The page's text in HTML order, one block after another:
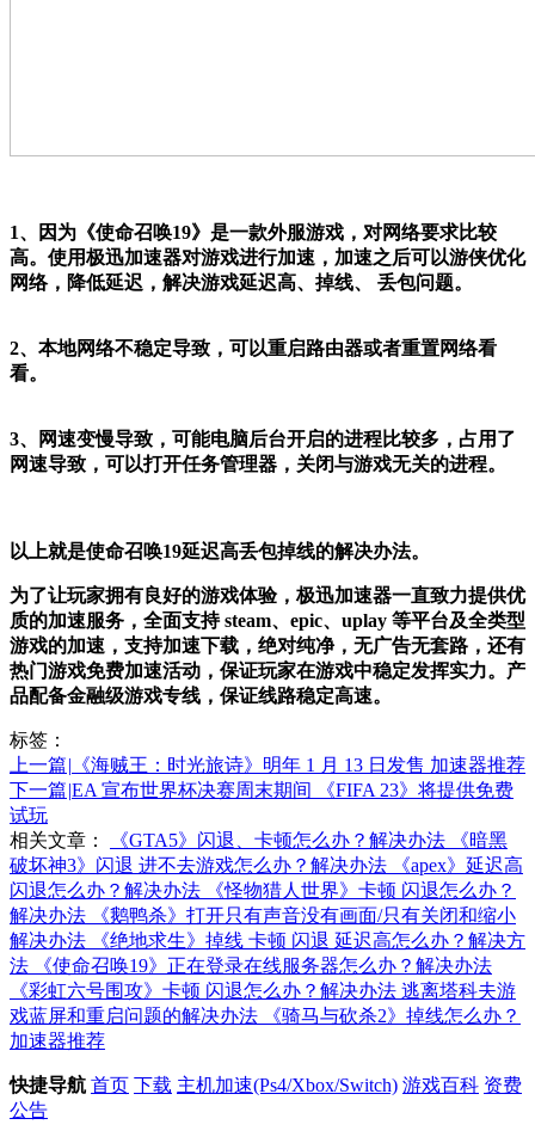
1、因为《使命召唤19》是一款外服游戏，对网络要求比较
高。使用极迅加速器对游戏进行加速，加速之后可以游侠优化
网络，降低延迟，解决游戏延迟高、掉线、
丢包问题。
2、本地网络不稳定导致，可以重启路由器或者重置网络看
看。
3、网速变慢导致，可能电脑后台开启的进程比较多，占用了
网速导致，可以打开任务管理器，关闭与游戏无关的进程。
以上就是使命召唤19延迟高丢包掉线的解决办法。
为了让玩家拥有良好的游戏体验，极迅加速器一直致力提供优
质的加速服务，全面支持 steam、epic、uplay 等平台及全类型
游戏的加速，支持加速下载，绝对纯净，无广告无套路，还有
热门游戏免费加速活动，保证玩家在游戏中稳定发挥实力。产
品配备金融级游戏专线，保证线路稳定高速。
标签：
上一篇| 《海贼王：时光旅诗》明年 1 月 13 日发售 加速器推荐
下一篇|EA 宣布世界杯决赛周末期间 《FIFA 23》将提供免费
试玩
相关文章：
《GTA5》闪退、卡顿怎么办？解决办法
《暗黑
破坏神3》闪退 进不去游戏怎么办？解决办法
《apex》延迟高
闪退怎么办？解决办法
《怪物猎人世界》卡顿 闪退怎么办？
解决办法
《鹅鸭杀》打开只有声音没有画面/只有关闭和缩小
解决办法
《绝地求生》掉线 卡顿 闪退 延迟高怎么办？解决方
法
《使命召唤19》正在登录在线服务器怎么办？解决办法
《彩虹六号围攻》卡顿 闪退怎么办？解决办法 逃离塔科夫游
戏蓝屏和重启问题的解决办法
《骑马与砍杀2》掉线怎么办？
加速器推荐
快捷导航 首页 下载 主机加速(Ps4/Xbox/Switch) 游戏百科 资费
公告